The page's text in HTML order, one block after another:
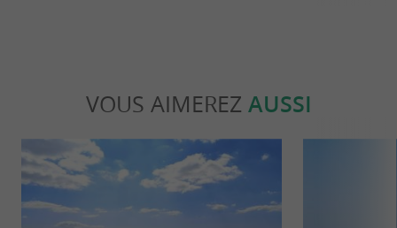
VOUS AIMEREZ AUSSI